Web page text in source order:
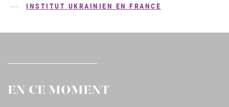
INSTITUT UKRAINIEN EN FRANCE
EN CE MOMENT